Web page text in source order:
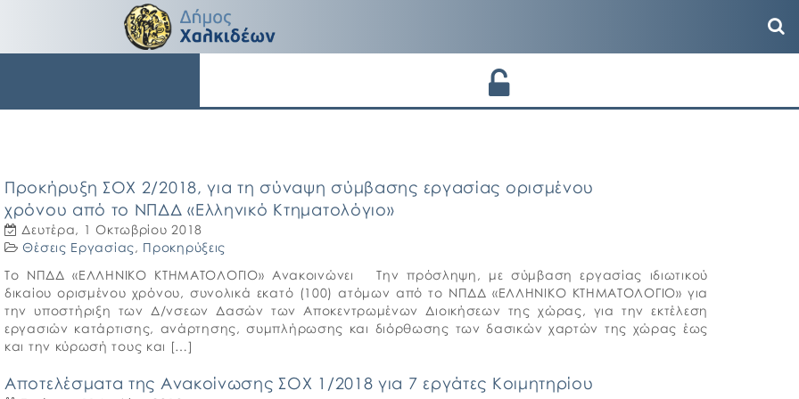
Προκήρυξη ΣΟΧ 2/2018, για τη σύναψη σύμβασης εργασίας ορισμένου
χρόνου από το ΝΠΔΔ «Ελληνικό Κτηματολόγιο»
Δευτέρα, 1 Οκτωβρίου 2018
Θέσεις Εργασίας, Προκηρύξεις
Το ΝΠΔΔ «ΕΛΛΗΝΙΚΟ ΚΤΗΜΑΤΟΛΟΓΙΟ» Ανακοινώνει Την πρόσληψη, με σύμβαση εργασίας ιδιωτικού
δικαίου ορισμένου χρόνου, συνολικά εκατό (100) ατόμων από το ΝΠΔΔ «ΕΛΛΗΝΙΚΟ ΚΤΗΜΑΤΟΛΟΓΙΟ» για
την υποστήριξη των Δ/νσεων Δασών των Αποκεντρωμένων Διοικήσεων της χώρας, για την εκτέλεση
εργασιών κατάρτισης, ανάρτησης, συμπλήρωσης και διόρθωσης των δασικών χαρτών της χώρας έως
και την κύρωσή τους και […]
Αποτελέσματα της Ανακοίνωσης ΣΟΧ 1/2018 για 7 εργάτες Κοιμητηρίου